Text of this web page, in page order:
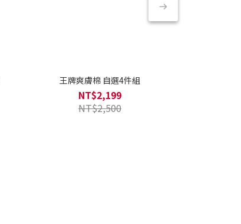
王牌爽膚棉 自選4件組
NT$2,199
NT$2,500